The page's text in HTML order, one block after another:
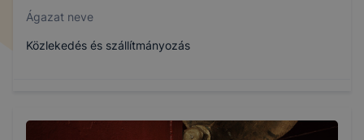
Ágazat neve
Közlekedés és szállítmányozás